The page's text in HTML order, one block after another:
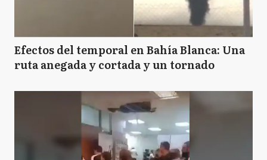
Efectos del temporal en Bahía Blanca: Una
ruta anegada y cortada y un tornado